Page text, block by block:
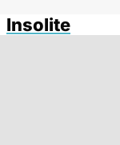
Insolite